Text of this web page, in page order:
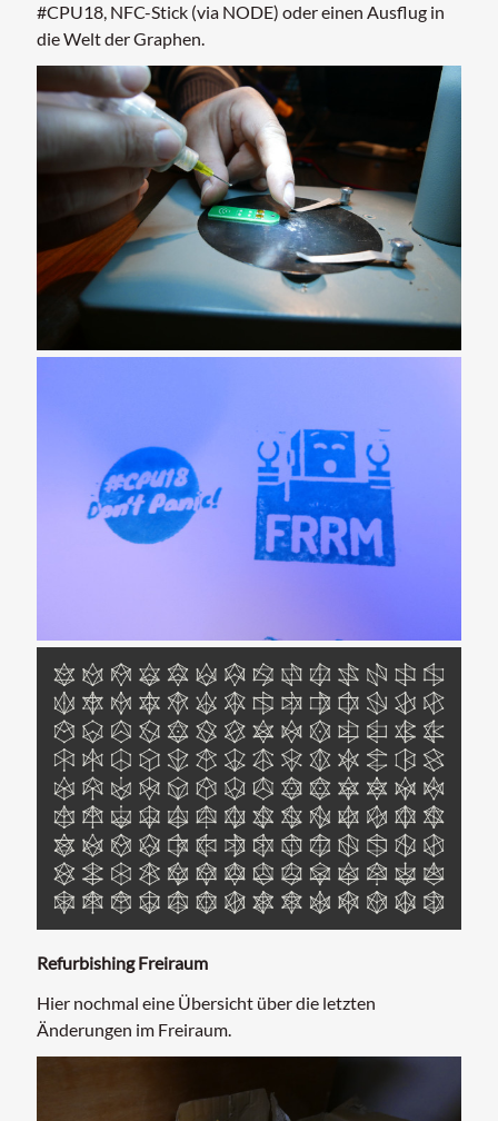
#CPU18, NFC-Stick (via NODE) oder einen Ausflug in
die Welt der Graphen.
Refurbishing Freiraum
Hier nochmal eine Übersicht über die letzten
Änderungen im Freiraum.